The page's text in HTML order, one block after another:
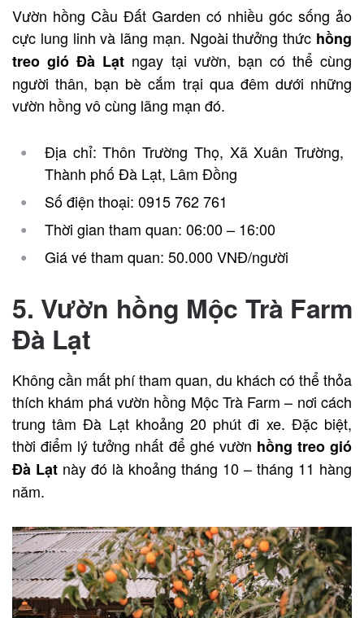
Vườn hồng Cầu Đất Garden có nhiều góc sống ảo
cực lung linh và lãng mạn. Ngoài thưởng thức hồng
treo gió Đà Lạt ngay tại vườn, bạn có thể cùng
người thân, bạn bè cắm trại qua đêm dưới những
vườn hồng vô cùng lãng mạn đó.
Địa chỉ: Thôn Trường Thọ, Xã Xuân Trường,
Thành phố Đà Lạt, Lâm Đồng
Số điện thoại: 0915 762 761
Thời gian tham quan: 06:00 – 16:00
Giá vé tham quan: 50.000 VNĐ/người
5. Vườn hồng Mộc Trà Farm
Đà Lạt
Không cần mất phí tham quan, du khách có thể thỏa
thích khám phá vườn hồng Mộc Trà Farm – nơi cách
trung tâm Đà Lạt khoảng 20 phút đi xe. Đặc biệt,
thời điểm lý tưởng nhất để ghé vườn hồng treo gió
Đà Lạt này đó là khoảng tháng 10 – tháng 11 hàng
năm.